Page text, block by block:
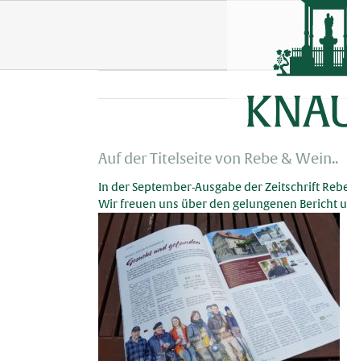
Auf der Titelseite von Rebe & Wein..
In der September-Ausgabe der Zeitschrift
Wir freuen uns über den gelungenen Bericht